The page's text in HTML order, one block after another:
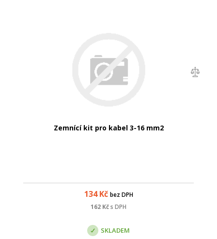
Zemnící kit pro kabel 3-16 mm2
134Kč bez DPH
162 Kčs DPH
SKLADEM